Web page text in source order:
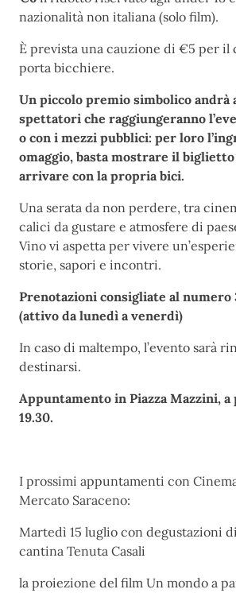
nazionalità non italiana (solo film).
È prevista una cauzione di €5 per il
porta bicchiere.
Un piccolo premio simbolico andrà
spettatori che raggiungeranno
o con i mezzi pubblici: per loro
omaggio, basta mostrare il biglietto
arrivare con la propria bici.
Una serata da non perdere, tra
calici da gustare e atmosfere di
Vino vi aspetta per vivere
storie, sapori e incontri.
Prenotazioni consigliate al numero
(attivo da lunedì a venerdì)
In caso di maltempo, l’evento sarà
destinarsi.
Appuntamento in Piazza Mazzini,
19.30.
I prossimi appuntamenti con
Mercato Saraceno:
Martedì 15 luglio con degustazioni
cantina Tenuta Casali
la proiezione del film Un mondo a